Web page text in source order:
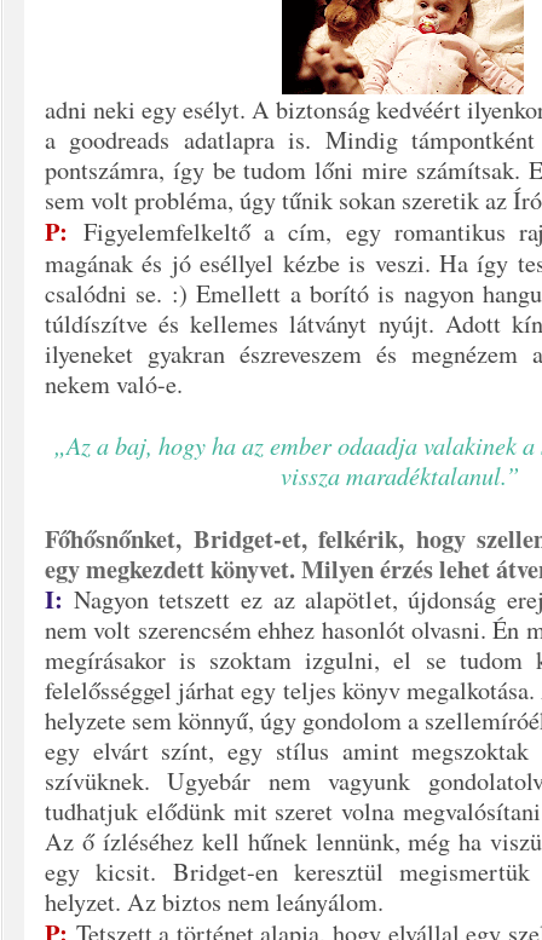
adni neki egy esélyt. A biztonság kedvéért
a goodreads adatlapra is. Mindig
pontszámra, így be tudom lőni mire számítsak.
sem volt probléma, úgy tűnik sokan szeretik az
P: Figyelemfelkeltő a cím, egy romantikus
magának és jó eséllyel kézbe is veszi. Ha így
csalódni se. :) Emellett a borító is nagyon
túldíszítve és kellemes látványt nyújt. Adott
ilyeneket gyakran észreveszem és megnézem
nekem való-e.
„Az a baj, hogy ha az ember odaadja valakinek
vissza maradéktalanul.”
Főhősnőnket, Bridget-et, felkérik, hogy
egy megkezdett könyvet. Milyen érzés lehet
I: Nagyon tetszett ez az alapötlet, újdonság
nem volt szerencsém ehhez hasonlót olvasni. Én
megírásakor is szoktam izgulni, el se tudom
felelősséggel járhat egy teljes könyv
helyzete sem könnyű, úgy gondolom a
egy elvárt színt, egy stílus amint megszoktak
szívüknek. Ugyebár nem vagyunk
tudhatjuk elődünk mit szeret volna
Az ő ízléséhez kell hűnek lennünk, még ha
egy kicsit. Bridget-en keresztül
helyzet. Az biztos nem leányálom.
P: Tetszett a történet alapja, hogy elvállal egy